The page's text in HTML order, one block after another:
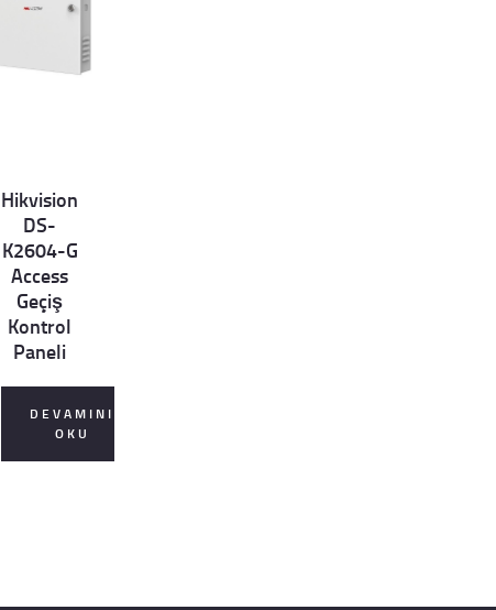
Det
Hikvision
DS-
K2604-G
Access
Geçiş
Kontrol
Paneli
DEVAMINI
OKU